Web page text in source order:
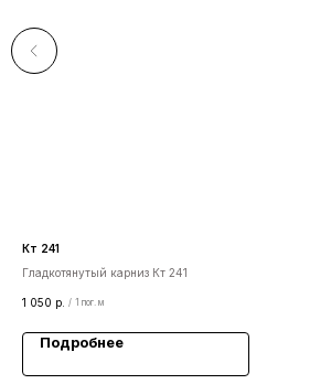
Кт 241
Гладкотянутый карниз Кт 241
1 050 р. / 1 пог. м
Подробнее